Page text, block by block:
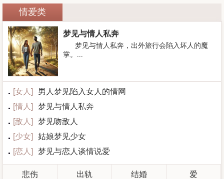
情爱类
梦见与情人私奔
梦见与情人私奔，出外旅行会陷入坏人的魔
掌。...
[女人 ]
男人梦见陷入女人的情网
[情人 ]
梦见与情人私奔
[敌人 ]
梦见吻敌人
[少女]
姑娘梦见少女
[恋人 ] 梦见与恋人谈情说爱
悲伤 出轨 结婚 爱